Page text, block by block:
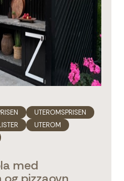
UTEROMSPRISEN
UTEROM
med